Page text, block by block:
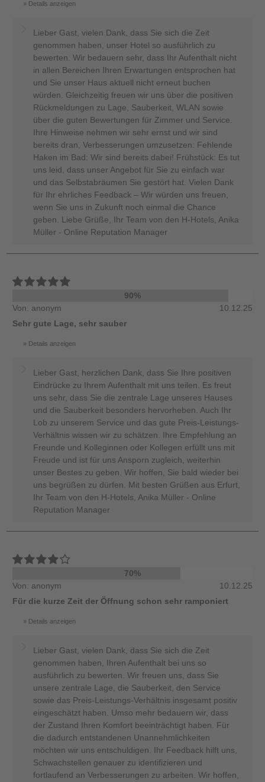
Details anzeigen
Lieber Gast, vielen Dank, dass Sie sich die Zeit
genommen haben, unser Hotel so ausführlich zu
bewerten. Wir bedauern sehr, dass Ihr Aufenthalt nicht
in allen Bereichen Ihren Erwartungen entsprochen hat
und Sie unser Haus aktuell nicht erneut buchen
würden. Gleichzeitig freuen wir uns über die positiven
Rückmeldungen zu Lage, Sauberkeit, WLAN sowie
über die guten Bewertungen für Zimmer und Service.
Ihre Hinweise nehmen wir sehr ernst und wir sind
bereits dran, Verbesserungen umzusetzen: Fehlende
Haken im Bad: Wir sind bereits dabei! Frühstück: Es tut
uns leid, dass unser Angebot für Sie zu einfach war
und das Selbstabräumen Sie gestört hat. Vielen Dank
für Ihr ehrliches Feedback – Wir würden uns freuen,
wenn Sie uns in Zukunft noch einmal die Chance
geben. Liebe Grüße, Ihr Team von den H-Hotels, Anika
Müller - Online Reputation Manager
90%
Von: anonym
10.12.25
Sehr gute Lage, sehr sauber
Details anzeigen
Lieber Gast, herzlichen Dank, dass Sie Ihre positiven
Eindrücke zu Ihrem Aufenthalt mit uns teilen. Es freut
uns sehr, dass Sie die zentrale Lage unseres Hauses
und die Sauberkeit besonders hervorheben. Auch Ihr
Lob zu unserem Service und das gute Preis-Leistungs-
Verhältnis wissen wir zu schätzen. Ihre Empfehlung an
Freunde und Kolleginnen oder Kollegen erfüllt uns mit
Freude und ist für uns Ansporn zugleich, weiterhin
unser Bestes zu geben. Wir hoffen, Sie bald wieder bei
uns begrüßen zu dürfen. Mit besten Grüßen aus Erfurt,
Ihr Team von den H-Hotels, Anika Müller - Online
Reputation Manager
70%
Von: anonym
10.12.25
Für die kurze Zeit der Öffnung schon sehr ramponiert
Details anzeigen
Lieber Gast, vielen Dank, dass Sie sich die Zeit
genommen haben, Ihren Aufenthalt bei uns so
ausführlich zu bewerten. Wir freuen uns, dass Sie
unsere zentrale Lage, die Sauberkeit, den Service
sowie das Preis-Leistungs-Verhältnis insgesamt positiv
eingeschätzt haben. Umso mehr bedauern wir, dass
der Zustand Ihren Komfort beeinträchtigt haben. Für
die dadurch entstandenen Unannehmlichkeiten
möchten wir uns entschuldigen. Ihr Feedback hilft uns,
Schwachstellen genauer zu identifizieren und
fortlaufend an Verbesserungen zu arbeiten. Wir hoffen,